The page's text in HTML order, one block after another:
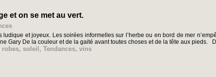
et on se met au vert.
et joyeux. Les soirées informelles sur l’herbe ou en bord de mer
Gary De la couleur et de la gaité avant toutes choses et de la tête aux pieds.
robes, soleil , Tendances, vins